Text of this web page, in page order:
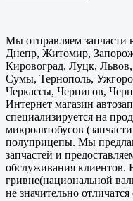
Мы отправляем
Днепр, Житомир,
Кировоград, Луцк,
Сумы, Тернополь,
Черкассы, Чернигов,
Интернет магазин
специализируется на
микроавтобусов
полуприцепы. Мы
запчастей и
обслуживания клиентов.
гривне(национальной
не значительно